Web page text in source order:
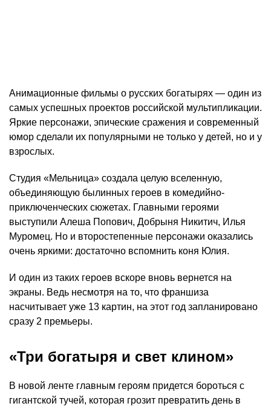
Анимационные фильмы о русских богатырях — один из
самых успешных проектов российской мультипликации.
Яркие персонажи, эпические сражения и современный
юмор сделали их популярными не только у детей, но и у
взрослых.
Студия «Мельница» создала целую вселенную,
объединяющую былинных героев в комедийно-
приключенческих сюжетах. Главными героями
выступили Алеша Попович, Добрыня Никитич, Илья
Муромец. Но и второстепенные персонажи оказались
очень яркими: достаточно вспомнить коня Юлия.
И один из таких героев вскоре вновь вернется на
экраны. Ведь несмотря на то, что франшиза
насчитывает уже 13 картин, на этот год запланировано
сразу 2 премьеры.
«Три богатыря и свет клином»
В новой ленте главным героям придется бороться с
гигантской тучей, которая грозит превратить день в